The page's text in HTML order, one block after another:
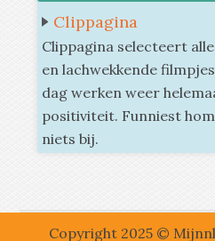
Clippagina
Clippagina selecteert
en lachwekkende
dag werken weer
positiviteit. Funniest
niets bij.
Copyright 2025 ©